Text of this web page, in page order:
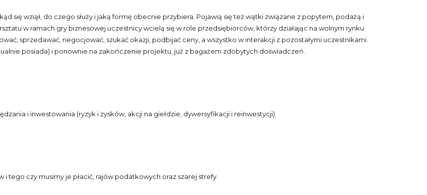
się wziął, do czego służy i jaką formę obecnie przybiera. Pojawią się też wątki związane z popytem, podażą i
w ramach gry biznesowej uczestnicy wcielą się w role przedsiębiorców, którzy działając na wolnym rynku
sprzedawać, negocjować, szukać okazji, podbijać ceny, a wszystko w interakcji z pozostałymi uczestnikami.
posiada) i ponownie na zakończenie projektu, już z bagażem zdobytych doświadczeń.
i inwestowania (ryzyk i zysków, akcji na giełdzie, dywersyfikacji i reinwestycji).
czy musimy je płacić, rajów podatkowych oraz szarej strefy.